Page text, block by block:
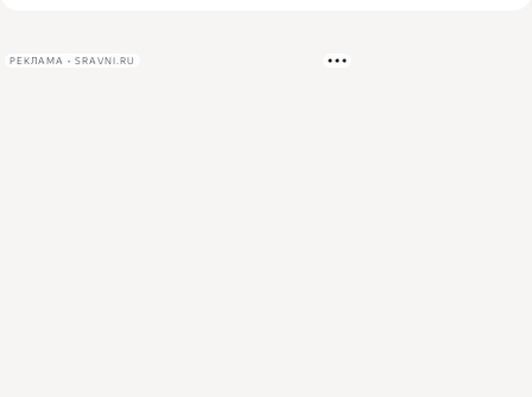
РЕКЛАМА • SRAVNI.RU